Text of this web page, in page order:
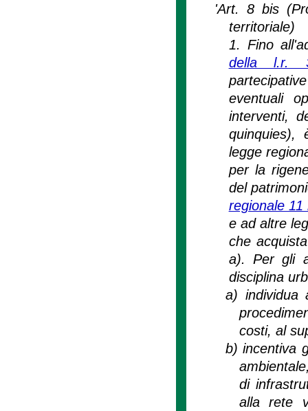
'Art. 8 bis
territoriale)
1. Fino
della l.r.
eventuali
interventi,
quinquies),
legge
per la
del
regionale
e ad altre
che
a). Per gli
disciplina
a) individua
costi, al
b)incentiva
di
alla rete